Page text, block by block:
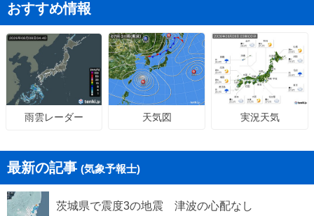
おすすめ情報
雨雲レーダー 天気図 実況天気
最新の記事 (気象予報士)
茨城県で震度3の地震 津波の心配なし